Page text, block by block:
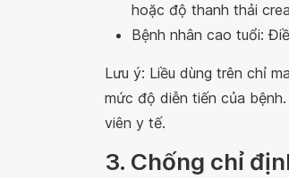
hoặc độ thanh thải
Bệnh nhân cao tuổi:
Lưu ý: Liều dùng trên chỉ
mức độ diễn tiến của
viên y tế.
3. Chống chỉ